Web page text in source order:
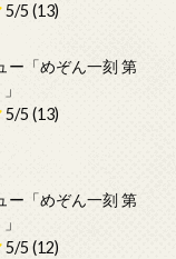
5/5 (13)
ー「めぞん一刻 第
5/5 (13)
ー「めぞん一刻 第
5/5 (12)